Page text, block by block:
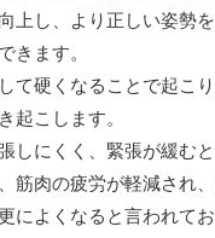
上し、より正しい姿勢
できます。
て硬くなることで起こ
起こします。
しにくく、緊張が緩む
筋肉の疲労が軽減され
によくなると言われてお